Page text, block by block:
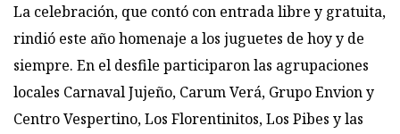
La celebración, que contó con entrada libre y gratuita,
rindió este año homenaje a los juguetes de hoy y de
siempre. En el desfile participaron las agrupaciones
locales Carnaval Jujeño, Carum Verá, Grupo Envion y
Centro Vespertino, Los Florentinitos, Los Pibes y las